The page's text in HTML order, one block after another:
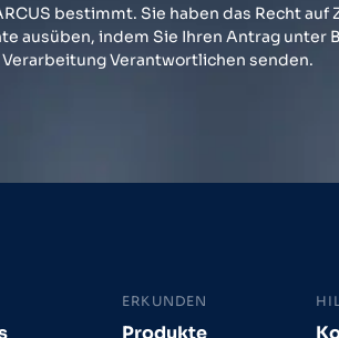
bestimmt. Sie haben das Recht auf
ausüben, indem Sie Ihren Antrag unter
Verantwortlichen senden.
ERKUNDEN
Produkte